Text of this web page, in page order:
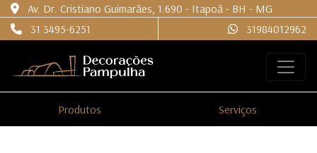
Av. Dr. Cristiano Guimarães, 1.690 - Itapoã - BH - MG
31 3495-6251
31984012962
Produtos Serviços